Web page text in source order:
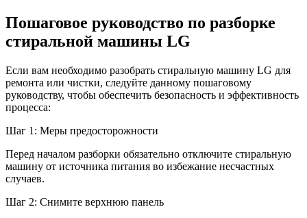
Пошаговое руководство по разборке
стиральной машины LG
Если вам необходимо разобрать стиральную машину LG для
ремонта или чистки, следуйте данному пошаговому
руководству, чтобы обеспечить безопасность и эффективность
процесса:
Шаг 1: Меры предосторожности
Перед началом разборки обязательно отключите стиральную
машину от источника питания во избежание несчастных
случаев.
Шаг 2: Снимите верхнюю панель